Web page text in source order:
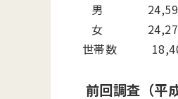
男
女
世帯数
前回調査（平